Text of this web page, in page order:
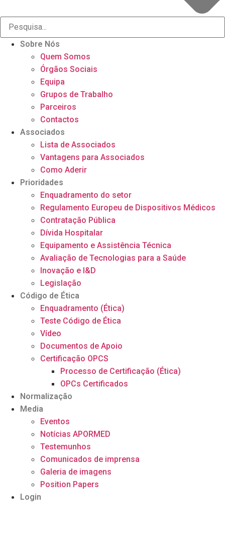
Sobre Nós
Quem Somos
Órgãos Sociais
Equipa
Grupos de Trabalho
Parceiros
Contactos
Associados
Lista de Associados
Vantagens para Associados
Como Aderir
Prioridades
Enquadramento do setor
Regulamento Europeu de Dispositivos Médicos
Contratação Pública
Dívida Hospitalar
Equipamento e Assistência Técnica
Avaliação de Tecnologias para a Saúde
Inovação e I&D
Legislação
Código de Ética
Enquadramento (Ética)
Teste Código de Ética
Vídeo
Documentos de Apoio
Certificação OPCS
Processo de Certificação (Ética)
OPCs Certificados
Normalização
Media
Eventos
Notícias APORMED
Testemunhos
Comunicados de imprensa
Galeria de imagens
Position Papers
Login